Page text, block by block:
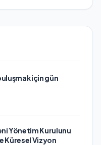
için gün
Yönetim Kurulunu
Küresel Vizyon